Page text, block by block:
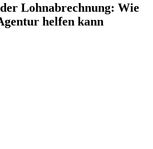
Lohnabrechnung: Wie
helfen kann